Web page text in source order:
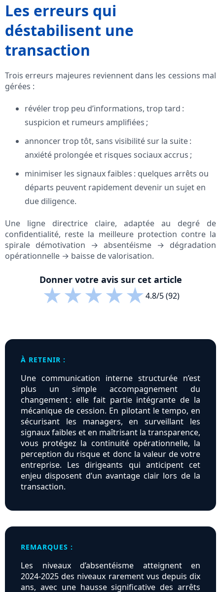
Les erreurs qui
déstabilisent une
transaction
Trois erreurs majeures reviennent dans les cessions mal
gérées :
révéler trop peu d’informations, trop tard :
suspicion et rumeurs amplifiées ;
annoncer trop tôt, sans visibilité sur la suite :
anxiété prolongée et risques sociaux accrus ;
minimiser les signaux faibles : quelques arrêts ou
départs peuvent rapidement devenir un sujet en
due diligence.
Une ligne directrice claire, adaptée au degré de
confidentialité, reste la meilleure protection contre la
spirale démotivation → absentéisme → dégradation
opérationnelle → baisse de valorisation.
Donner votre avis sur cet article
★★★★★4.8/5 (92)
À RETENIR :
Une communication interne structurée n’est
plus un simple accompagnement du
changement : elle fait partie intégrante de la
mécanique de cession. En pilotant le tempo, en
sécurisant les managers, en surveillant les
signaux faibles et en maîtrisant la transparence,
vous protégez la continuité opérationnelle, la
perception du risque et donc la valeur de votre
entreprise. Les dirigeants qui anticipent cet
enjeu disposent d’un avantage clair lors de la
transaction.
REMARQUES :
Les niveaux d’absentéisme atteignent en
2024‑2025 des niveaux rarement vus depuis dix
ans, avec une hausse significative des arrêts